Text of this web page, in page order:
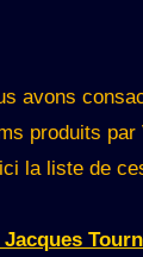
avons
produits par
la liste de